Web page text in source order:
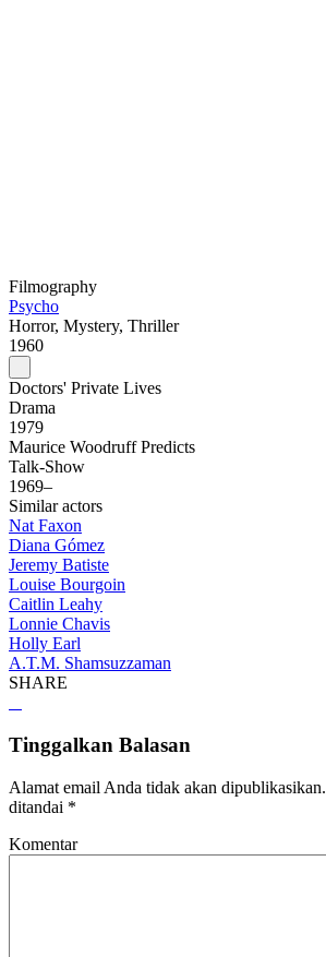
Filmography
Psycho
Horror, Mystery, Thriller
1960
Doctors' Private Lives
Drama
1979
Maurice Woodruff Predicts
Talk-Show
1969–
Similar actors
Nat Faxon
Diana Gómez
Jeremy Batiste
Louise Bourgoin
Caitlin Leahy
Lonnie Chavis
Holly Earl
A.T.M. Shamsuzzaman
SHARE
Tinggalkan Balasan
Alamat email Anda tidak akan dipublikasikan.
ditandai *
Komentar